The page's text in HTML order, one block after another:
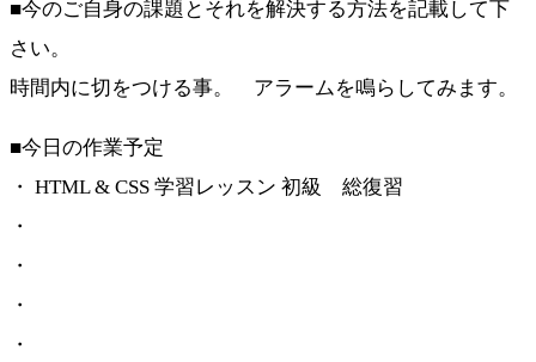
■今のご自身の課題とそれを解決する方法を記載して下
さい。
時間内に切をつける事。 アラームを鳴らしてみます。
■今日の作業予定
・ HTML & CSS 学習レッスン 初級 総復習
・
・
・
・